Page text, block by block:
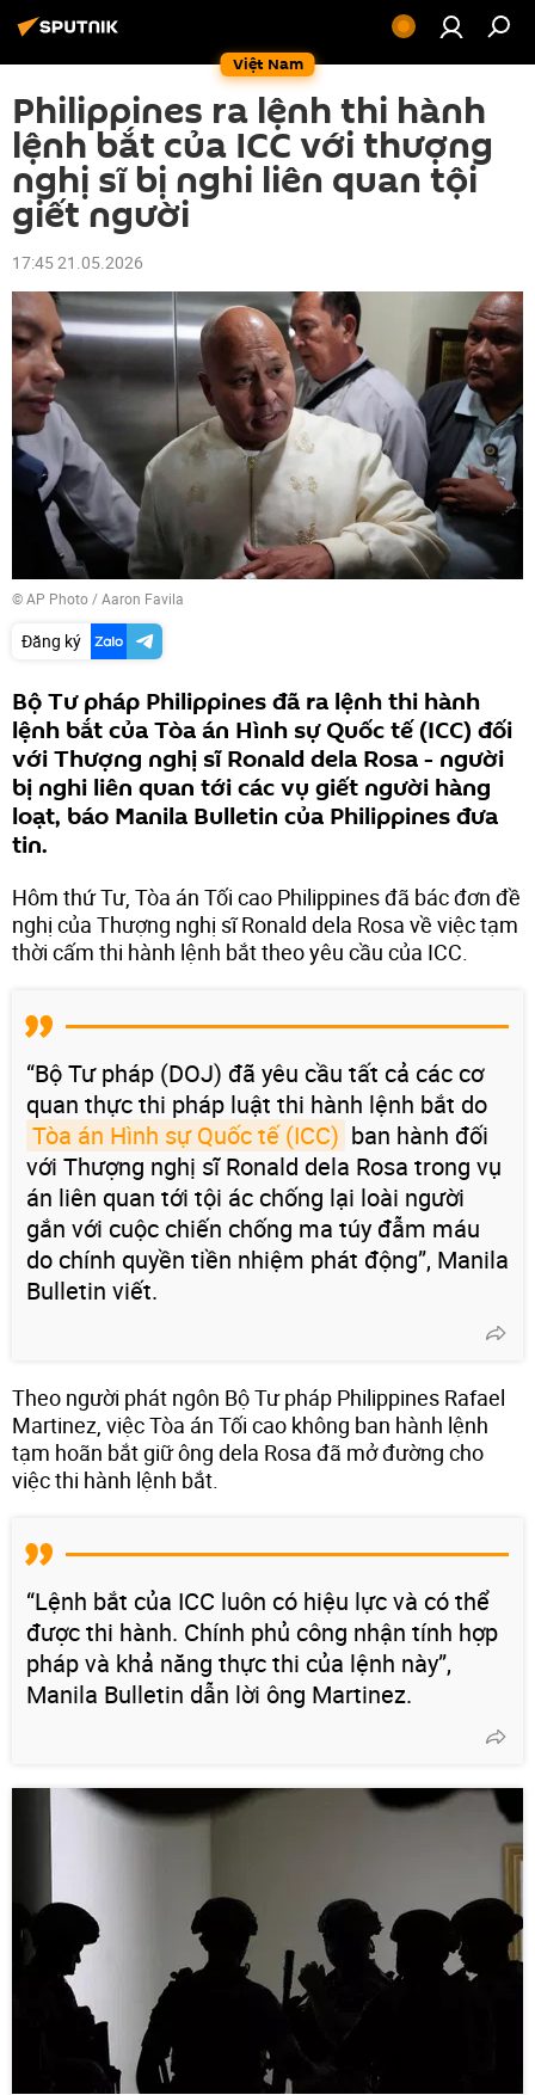
Việt Nam
Philippines ra lệnh thi hành
lệnh bắt của ICC với thượng
nghị sĩ bị nghi liên quan tội
giết người
17:45 21.05.2026
© AP Photo / Aaron Favila
Đăng ký
Bộ Tư pháp Philippines đã ra lệnh thi hành
lệnh bắt của Tòa án Hình sự Quốc tế (ICC) đối
với Thượng nghị sĩ Ronald dela Rosa - người
bị nghi liên quan tới các vụ giết người hàng
loạt, báo Manila Bulletin của Philippines đưa
tin.
Hôm thứ Tư, Tòa án Tối cao Philippines đã bác đơn đề
nghị của Thượng nghị sĩ Ronald dela Rosa về việc tạm
thời cấm thi hành lệnh bắt theo yêu cầu của ICC.
“Bộ Tư pháp (DOJ) đã yêu cầu tất cả các cơ
quan thực thi pháp luật thi hành lệnh bắt do
Tòa án Hình sự Quốc tế (ICC) ban hành đối
với Thượng nghị sĩ Ronald dela Rosa trong vụ
án liên quan tới tội ác chống lại loài người
gắn với cuộc chiến chống ma túy đẫm máu
do chính quyền tiền nhiệm phát động”, Manila
Bulletin viết.
Theo người phát ngôn Bộ Tư pháp Philippines Rafael
Martinez, việc Tòa án Tối cao không ban hành lệnh
tạm hoãn bắt giữ ông dela Rosa đã mở đường cho
việc thi hành lệnh bắt.
“Lệnh bắt của ICC luôn có hiệu lực và có thể
được thi hành. Chính phủ công nhận tính hợp
pháp và khả năng thực thi của lệnh này”,
Manila Bulletin dẫn lời ông Martinez.